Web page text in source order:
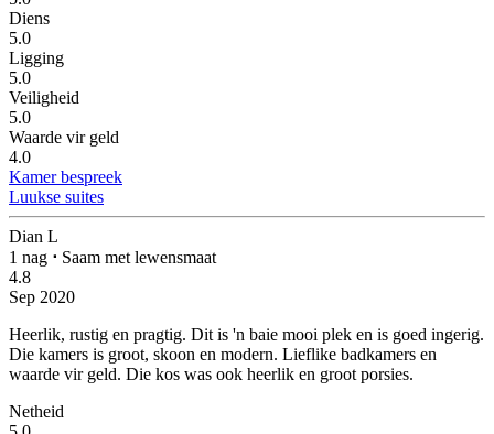
Diens
5.0
Ligging
5.0
Veiligheid
5.0
Waarde vir geld
4.0
Kamer bespreek
Luukse suites
Dian L
1 nag ⋅ Saam met lewensmaat
4.8
Sep 2020
Heerlik, rustig en pragtig. Dit is 'n baie mooi plek en is goed ingerig.
Die kamers is groot, skoon en modern. Lieflike badkamers en
waarde vir geld. Die kos was ook heerlik en groot porsies.
Netheid